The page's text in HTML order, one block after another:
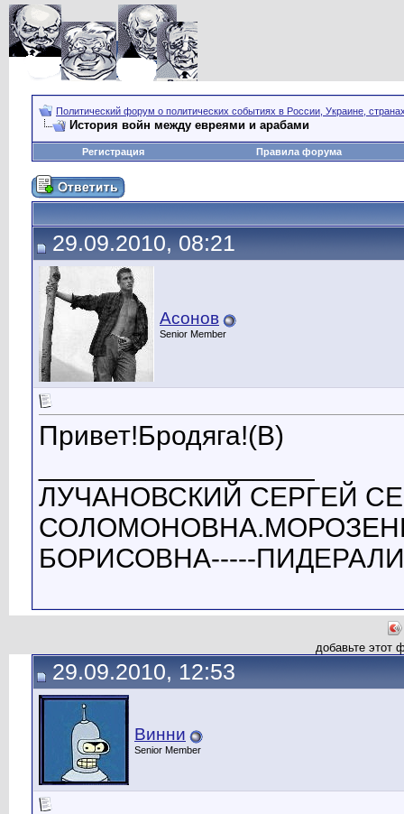
Политический форум о политических событиях в России, Украине,
История войн между евреями и арабами
Регистрация Правила форума
29.09.2010, 08:21
Асонов
Senior Member
Привет!Бродяга!(B)
ЛУЧАНОВСКИЙ СЕРГЕЙ
БОРИСОВНА-----
добавьте этот
29.09.2010, 12:53
Винни
Senior Member